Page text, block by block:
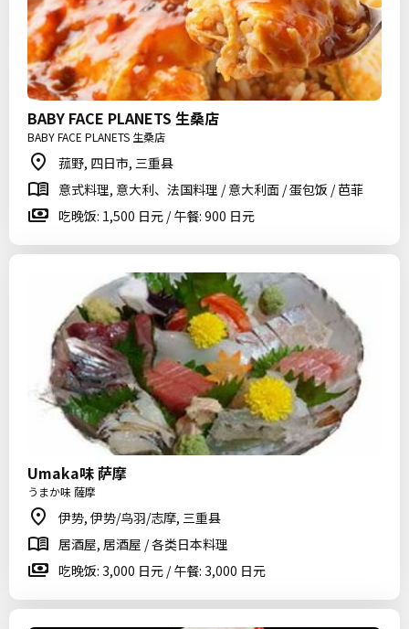
BABY FACE PLANETS 生桑店
BABY FACE PLANETS 生桑店
菰野, 四日市, 三重县
意式料理, 意大利、法国料理 / 意大利面 / 蛋包饭 / 芭菲
吃晚饭: 1,500 日元 / 午餐: 900 日元
Umaka味 萨摩
うまか味 薩摩
伊势, 伊势/鸟羽/志摩, 三重县
居酒屋, 居酒屋 / 各类日本料理
吃晚饭: 3,000 日元 / 午餐: 3,000 日元